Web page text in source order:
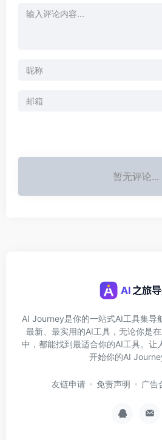
暂无评论...
AI Journey是你的一站式AI工具集导
最新、最实用的AI工具，无论你是
中，都能找到最适合你的AI工具。让
开始你的AI
友链申请 免责声明 广告